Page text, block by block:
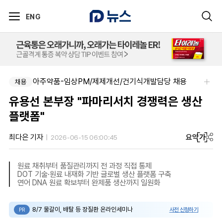
ENG
채용 아주약품-임상PM/제제개선/건기식개발담당 채용
유용선 본부장 "파마리서치 경쟁력은 생산
플랫폼"
최다은 기자 2026-06-15 06:00:45 요약가
원료 채취부터 품질관리까지 전 과정 직접 통제
DOT 기술·원료 내재화 기반 글로벌 생산 플랫폼 구축
연어 DNA 원료 확보부터 완제품 생산까지 일원화
PR 8/7 물갈이, 배탈 등 장질환 온라인세미나 사전 신청하기